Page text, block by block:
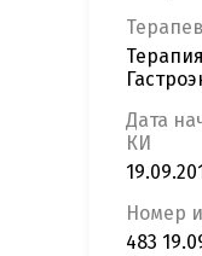
Дата
КИ
Номер
483